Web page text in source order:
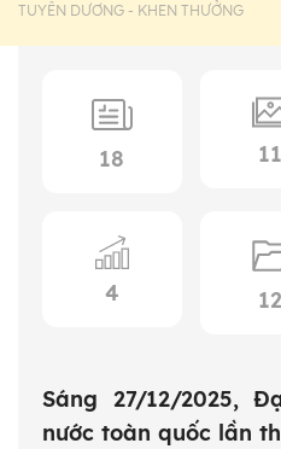
TUYÊN DƯƠNG - KHEN THƯỞNG
18 11
4 12
Sáng 27/12/2025,
nước toàn quốc lần